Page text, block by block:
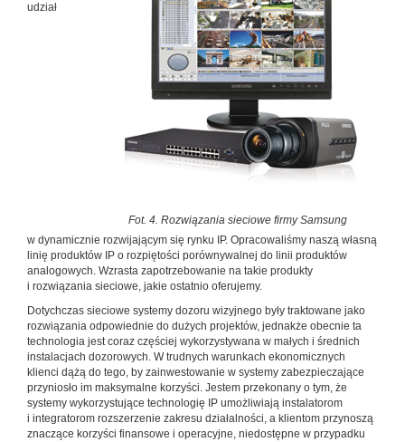
Fot. 4. Rozwiązania sieciowe firmy Samsung
udział
w dynamicznie rozwijającym się rynku IP. Opracowaliśmy naszą własną
linię produktów IP o rozpiętości porównywalnej do linii produktów
analogowych. Wzrasta zapotrzebowanie na takie produkty
i rozwiązania sieciowe, jakie ostatnio oferujemy.
Dotychczas sieciowe systemy dozoru wizyjnego były traktowane jako
rozwiązania odpowiednie do dużych projektów, jednakże obecnie ta
technologia jest coraz częściej wykorzystywana w małych i średnich
instalacjach dozorowych. W trudnych warunkach ekonomicznych
klienci dążą do tego, by zainwestowanie w systemy zabezpieczające
przyniosło im maksymalne korzyści. Jestem przekonany o tym, że
systemy wykorzystujące technologię IP umożliwiają instalatorom
i integratorom rozszerzenie zakresu działalności, a klientom przynoszą
znaczące korzyści finansowe i operacyjne, niedostępne w przypadku